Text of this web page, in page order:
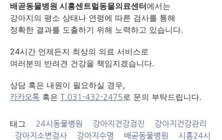
배곧동물병원 시흥센트럴동물의료센터에서는
강아지의 평소 상태나 연령에 따른 검사를 통해
정확한 결과를 도출하기 위해 노력하고 있습니다.
​24시간 언제든지 최상의 의료 서비스로
여러분의 반려견 건강을 책임지겠습니다.
​상담 혹은 내원이 필요하실 경우,
카카오톡 혹은 T.031-432-2475 로 문의 부탁드립니다.
태그 24시동물병원 강아지건강검진
강아지건강관리
강아지소변검사
강아지수명 배곧동물병원
시흥24시